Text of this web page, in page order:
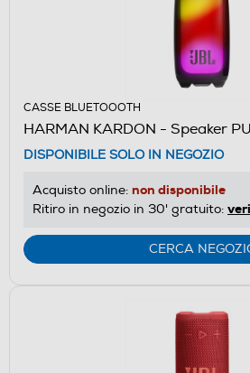
CASSE BLUETOOOTH
HARMAN KARDON - Speaker
DISPONIBILE SOLO IN NEGOZIO
Acquisto online: non disponibile
Ritiro in negozio in 30' gratuito:
CERCA